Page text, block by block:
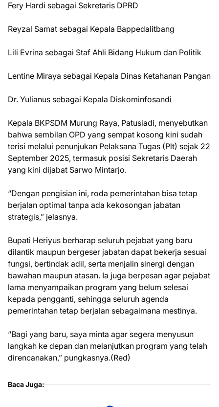
Fery Hardi sebagai Sekretaris DPRD
Reyzal Samat sebagai Kepala Bappedalitbang
Lili Evrina sebagai Staf Ahli Bidang Hukum dan Politik
Lentine Miraya sebagai Kepala Dinas Ketahanan Pangan
Dr. Yulianus sebagai Kepala Diskominfosandi
Kepala BKPSDM Murung Raya, Patusiadi, menyebutkan
bahwa sembilan OPD yang sempat kosong kini sudah
terisi melalui penunjukan Pelaksana Tugas (Plt) sejak 22
September 2025, termasuk posisi Sekretaris Daerah
yang kini dijabat Sarwo Mintarjo.
“Dengan pengisian ini, roda pemerintahan bisa tetap
berjalan optimal tanpa ada kekosongan jabatan
strategis,” jelasnya.
Bupati Heriyus berharap seluruh pejabat yang baru
dilantik maupun bergeser jabatan dapat bekerja sesuai
fungsi, bertindak adil, serta menjalin sinergi dengan
bawahan maupun atasan. Ia juga berpesan agar pejabat
lama menyampaikan program yang belum selesai
kepada pengganti, sehingga seluruh agenda
pemerintahan tetap berjalan sebagaimana mestinya.
“Bagi yang baru, saya minta agar segera menyusun
langkah ke depan dan melanjutkan program yang telah
direncanakan,” pungkasnya.(Red)
Baca Juga: